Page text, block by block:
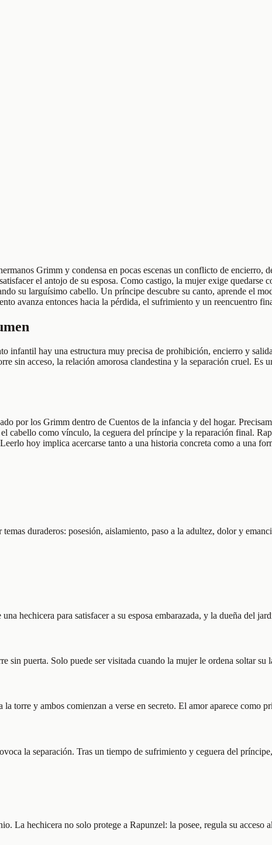
Grimm y condensa en pocas escenas un conflicto de encierro,
el antojo de su esposa. Como castigo, la mujer exige quedarse
su larguísimo cabello. Un príncipe descubre su canto, aprende el
avanza entonces hacia la pérdida, el sufrimiento y un reencuentro
infantil hay una estructura muy precisa de prohibición, encierro y
sin acceso, la relación amorosa clandestina y la separación cruel. Es
por los Grimm dentro de Cuentos de la infancia y del hogar.
cabello como vínculo, la ceguera del príncipe y la reparación final.
hoy implica acercarse tanto a una historia concreta como a una
duraderos: posesión, aislamiento, paso a la adultez, dolor y
hechicera para satisfacer a su esposa embarazada, y la dueña del
sin puerta. Solo puede ser visitada cuando la mujer le ordena soltar su
torre y ambos comienzan a verse en secreto. El amor aparece como
la separación. Tras un tiempo de sufrimiento y ceguera del
La hechicera no solo protege a Rapunzel: la posee, regula su